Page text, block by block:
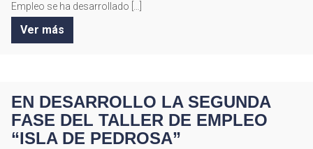
Empleo se ha desarrollado […]
Ver más
EN DESARROLLO LA SEGUNDA
FASE DEL TALLER DE EMPLEO
“ISLA DE PEDROSA”